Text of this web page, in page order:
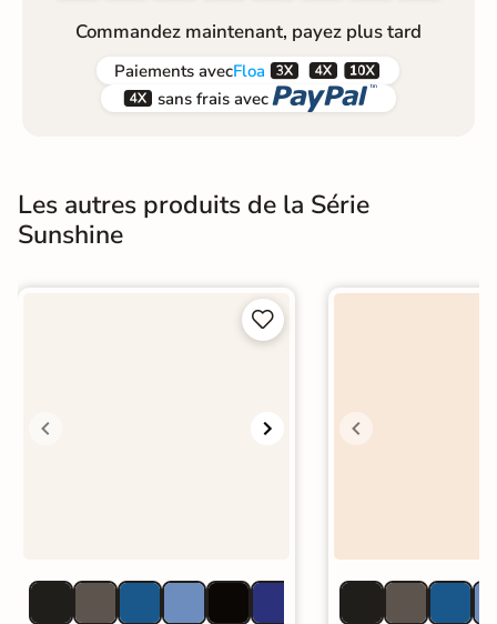
Commandez maintenant, payez plus tard
Paiements avecFloa  
 sans frais avec 
Les autres produits de la Série
Sunshine

